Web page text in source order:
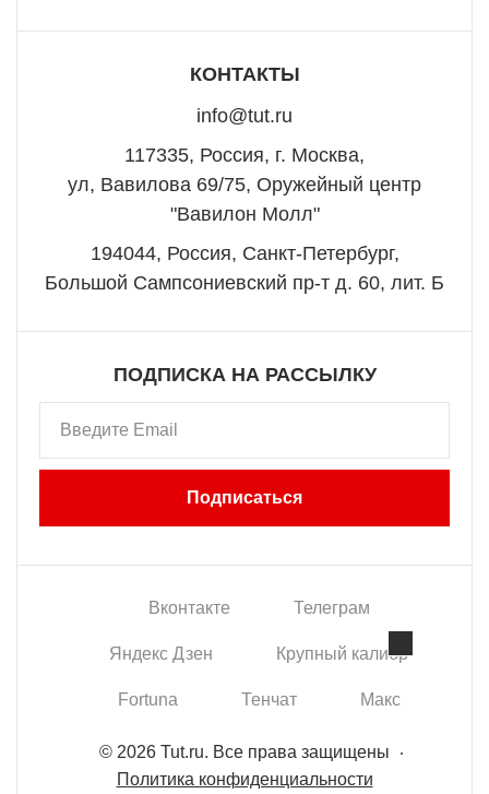
КОНТАКТЫ
info@tut.ru
117335, Россия, г. Москва,
ул, Вавилова 69/75, Оружейный центр
"Вавилон Молл"
194044, Россия, Санкт-Петербург,
Большой Сампсониевский пр-т д. 60, лит. Б
ПОДПИСКА НА РАССЫЛКУ
Подписаться
Вконтакте Телеграм
Яндекс Дзен Крупный калибр
Fortuna Тенчат Макс
© 2026 Tut.ru. Все права защищены
Политика конфиденциальности
Данный веб-сайт использует cookie-файлы
целях предоставления вам лучшего
соглашаетесь с использованием намиcookie-
Принять